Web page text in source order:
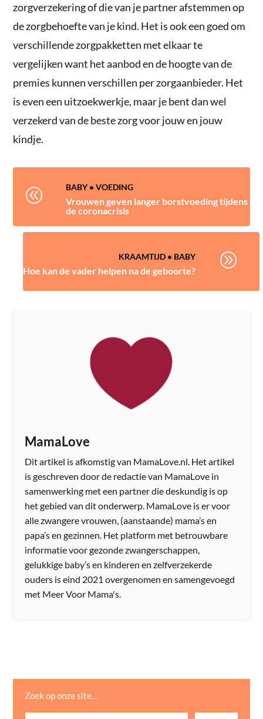
zorgverzekering of die van je partner afstemmen op
de zorgbehoefte van je kind. Het is ook een goed om
verschillende zorgpakketten met elkaar te
vergelijken want het aanbod en de hoogte van de
premies kunnen verschillen per zorgaanbieder. Het
is even een uitzoekwerkje, maar je bent dan wel
verzekerd van de beste zorg voor jouw en jouw
kindje.
@ BABY •VOEDING
Vrouwen geven langer borstvoeding tijdens
de coronacrisis
KRAAMTIJD• BABY
Hoe kan de vader helpen na de geboorte?
A
MamaLove
Dit artikel is afkomstig van MamaLove.nl. Het artikel
is geschreven door de redactie van MamaLove in
samenwerking met een partner die deskundig is op
het gebied van dit onderwerp. MamaLove is er voor
alle zwangere vrouwen, (aanstaande) mama’s en
papa’s en gezinnen. Het platform met betrouwbare
informatie voor gezonde zwangerschappen,
gelukkige baby’s en kinderen en zelfverzekerde
ouders is eind 2021 overgenomen en samengevoegd
met Meer Voor Mama's.
Zoek op onze site…